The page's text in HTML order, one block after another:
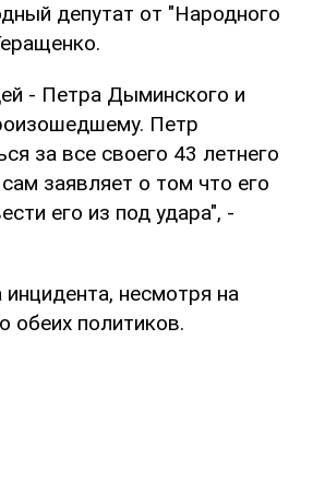
депутат от "Народного
- Петра Дыминского и
Петр
за все своего 43 летнего
заявляет о том что его
его из под удара", -
несмотря на
обеих политиков.